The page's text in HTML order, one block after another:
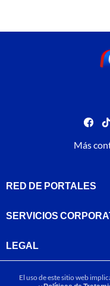
Más
RED DE PORTALES
SERVICIOS
LEGAL
El uso de este sitio web